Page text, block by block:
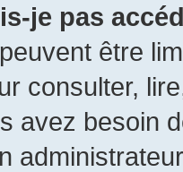
je pas
être
consulter,
avez besoin